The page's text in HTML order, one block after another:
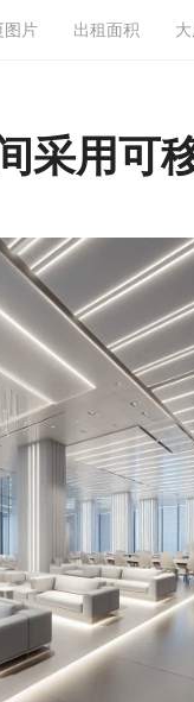
图片 出租面积
采用可